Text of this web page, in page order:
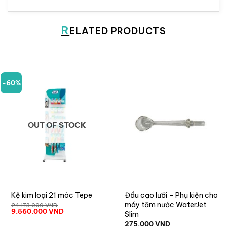
RELATED PRODUCTS
-60%
OUT OF STOCK
Kệ kim loại 21 móc Tepe
24.173.000VND
9.560.000VND
Đầu cạo lưỡi – Phụ kiện cho
máy tăm nước WaterJet
Slim
275.000VND